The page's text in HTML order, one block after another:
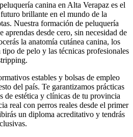
canina en Alta Verapaz es el
brillante en el mundo de la
Nuestra formación de peluquería
aprendas desde cero, sin necesidad de
la anatomía cutánea canina, los
tipo de pelo y las técnicas profesionales
estables y bolsas de empleo
del país. Te garantizamos prácticas
de estética y clínicas de tu provincia
real con perros reales desde el primer
un diploma acreditativo y tendrás